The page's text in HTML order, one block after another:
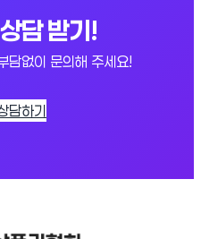
담 받기!
담없이 문의해 주세요!
담하기